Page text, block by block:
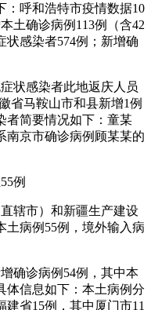
：呼和浩特市疫情数据10
土确诊病例113例（含42
状感染者574例；新增确
状感染者此地返庆人员
省马鞍山市和县新增1例
者简要情况如下：童某
南京市确诊病例顾某某的
例
辖市）和新疆生产建设
土病例55例，境外输入病
确诊病例54例，其中本
体信息如下：本土病例分
省15例，其中厦门市11